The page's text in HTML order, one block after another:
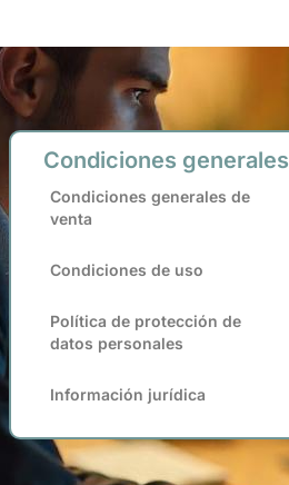
Condiciones generales
Condiciones generales de
venta
Condiciones de uso
Política de protección de
datos personales
Información jurídica